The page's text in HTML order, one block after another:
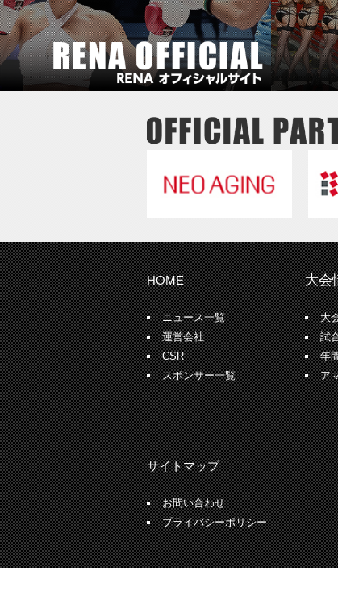
HOME
ニュース一覧
運営会社
CSR
スポンサー一覧
大会
大
試
年
ア
サイトマップ
お問い合わせ
プライバシーポリシー